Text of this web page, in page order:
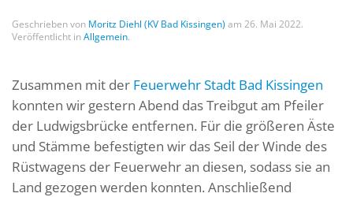
Geschrieben von Moritz Diehl (KV Bad Kissingen) am 26. Mai 2022.
Veröffentlicht inAllgemein.
Zusammen mit der Feuerwehr Stadt Bad Kissingen
konnten wir gestern Abend das Treibgut am Pfeiler
der Ludwigsbrücke entfernen. Für die größeren Äste
und Stämme befestigten wir das Seil der Winde des
Rüstwagens der Feuerwehr an diesen, sodass sie an
Land gezogen werden konnten. Anschließend